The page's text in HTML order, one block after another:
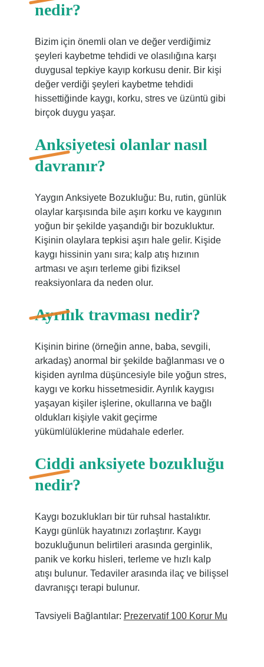
nedir?
Bizim için önemli olan ve değer verdiğimiz
şeyleri kaybetme tehdidi ve olasılığına karşı
duygusal tepkiye kayıp korkusu denir. Bir kişi
değer verdiği şeyleri kaybetme tehdidi
hissettiğinde kaygı, korku, stres ve üzüntü gibi
birçok duygu yaşar.
Anksiyetesi olanlar nasıl
davranır?
Yaygın Anksiyete Bozukluğu: Bu, rutin, günlük
olaylar karşısında bile aşırı korku ve kaygının
yoğun bir şekilde yaşandığı bir bozukluktur.
Kişinin olaylara tepkisi aşırı hale gelir. Kişide
kaygı hissinin yanı sıra; kalp atış hızının
artması ve aşırı terleme gibi fiziksel
reaksiyonlara da neden olur.
Ayrılık travması nedir?
Kişinin birine (örneğin anne, baba, sevgili,
arkadaş) anormal bir şekilde bağlanması ve o
kişiden ayrılma düşüncesiyle bile yoğun stres,
kaygı ve korku hissetmesidir. Ayrılık kaygısı
yaşayan kişiler işlerine, okullarına ve bağlı
oldukları kişiyle vakit geçirme
yükümlülüklerine müdahale ederler.
Ciddi anksiyete bozukluğu
nedir?
Kaygı bozuklukları bir tür ruhsal hastalıktır.
Kaygı günlük hayatınızı zorlaştırır. Kaygı
bozukluğunun belirtileri arasında gerginlik,
panik ve korku hisleri, terleme ve hızlı kalp
atışı bulunur. Tedaviler arasında ilaç ve bilişsel
davranışçı terapi bulunur.
Tavsiyeli Bağlantılar: Prezervatif 100 Korur Mu